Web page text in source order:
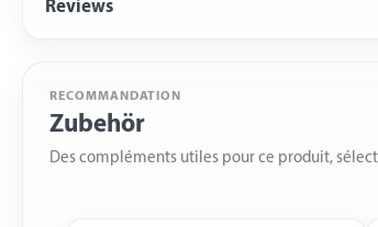
Reviews
RECOMMANDATION
Zubehör
Des compléments utiles pour ce produit,